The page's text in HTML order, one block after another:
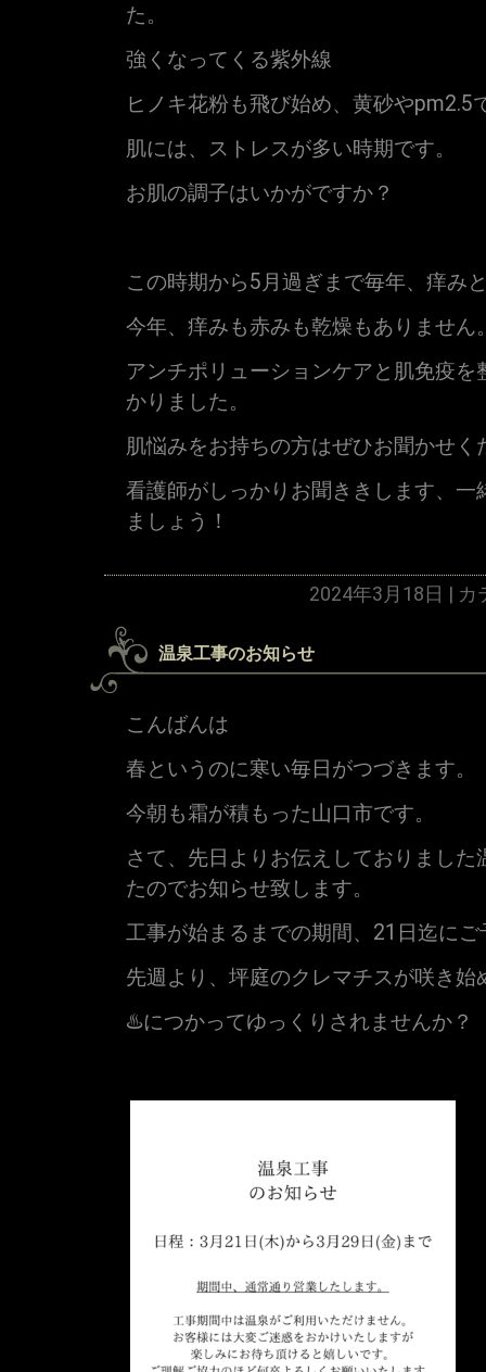
た。
強くなってくる紫外線
ヒノキ花粉も飛び始め、黄砂やpm2.5
肌には、ストレスが多い時期です。
お肌の調子はいかがですか？
この時期から5月過ぎまで毎年、痒み
今年、痒みも赤みも乾燥もありません
アンチポリューションケアと肌免疫
かりました。
肌悩みをお持ちの方はぜひお聞かせく
看護師がしっかりお聞ききします、
ましょう！
2024年3月18日 | カ
温泉工事のお知らせ
こんばんは
春というのに寒い毎日がつづきます。
今朝も霜が積もった山口市です。
さて、先日よりお伝えしておりまし
たのでお知らせ致します。
工事が始まるまでの期間、21日迄に
先週より、坪庭のクレマチスが咲き始
♨️につかってゆっくりされませんか？